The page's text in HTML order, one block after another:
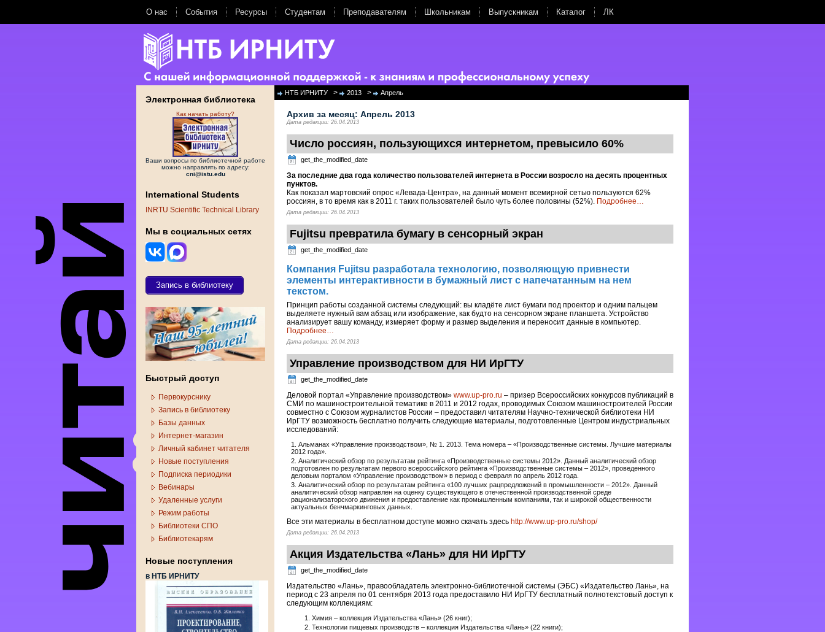
О нас События Ресурсы Студентам Преподавателям Школьникам Выпускникам Каталог ЛК
Электронная библиотека
Как начать работу?
Ваши вопросы по библиотечной работе
можно направлять по адресу:
cni@istu.edu
International Students
INRTU Scientific Technical Library
Мы в социальных сетях
Запись в библиотеку
Быстрый доступ
Первокурснику
Запись в библиотеку
Базы данных
Интернет-магазин
Личный кабинет читателя
Новые поступления
Подписка периодики
Вебинары
Удаленные услуги
Режим работы
Библиотеки СПО
Библиотекарям
Новые поступления
в НТБ ИРНИТУ
НТБ ИРНИТУ > 2013 > Апрель
Архив за месяц: Апрель 2013
Дата редакции: 26.04.2013
Число россиян, пользующихся интернетом, превысило 60%
get_the_modified_date
За последние два года количество пользователей интернета в России возросло на десять процентных
пунктов.
Как показал мартовский опрос «Левада-Центра», на данный момент всемирной сетью пользуются 62%
россиян, в то время как в 2011 г. таких пользователей было чуть более половины (52%). Подробнее…
Дата редакции: 26.04.2013
Fujitsu превратила бумагу в сенсорный экран
get_the_modified_date
Компания Fujitsu разработала технологию, позволяющую привнести
элементы интерактивности в бумажный лист с напечатанным на нем
текстом.
Принцип работы созданной системы следующий: вы кладёте лист бумаги под проектор и одним пальцем
выделяете нужный вам абзац или изображение, как будто на сенсорном экране планшета. Устройство
анализирует вашу команду, измеряет форму и размер выделения и переносит данные в компьютер.
Подробнее…
Дата редакции: 26.04.2013
Управление производством для НИ ИрГТУ
get_the_modified_date
Деловой портал «Управление производством» www.up-pro.ru – призер Всероссийских конкурсов публикаций в
СМИ по машиностроительной тематике в 2011 и 2012 годах, проводимых Союзом машиностроителей России
совместно с Союзом журналистов России – предоставил читателям Научно-технической библиотеки НИ
ИрГТУ возможность бесплатно получить следующие материалы, подготовленные Центром индустриальных
исследований:
Альманах «Управление производством», № 1. 2013. Тема номера – «Производственные системы. Лучшие материалы
2012 года».
Аналитический обзор по результатам рейтинга «Производственные системы 2012». Данный аналитический обзор
подготовлен по результатам первого всероссийского рейтинга «Производственные системы – 2012», проведенного
деловым порталом «Управление производством» в период с февраля по апрель 2012 года.
Аналитический обзор по результатам рейтинга «100 лучших рацпредложений в промышленности – 2012». Данный
аналитический обзор направлен на оценку существующего в отечественной производственной среде
рационализаторского движения и предоставление как промышленным компаниям, так и широкой общественности
актуальных бенчмаркинговых данных.
Все эти материалы в бесплатном доступе можно скачать здесь http://www.up-pro.ru/shop/
Дата редакции: 26.04.2013
Акция Издательства «Лань» для НИ ИрГТУ
get_the_modified_date
Издательство «Лань», правообладатель электронно-библиотечной системы (ЭБС) «Издательство Лань», на
период с 23 апреля по 01 сентября 2013 года предоставило НИ ИрГТУ бесплатный полнотекстовый доступ к
следующим коллекциям:
Химия – коллекция Издательства «Лань» (26 книг);
Технологии пищевых производств – коллекция Издательства «Лань» (22 книги);